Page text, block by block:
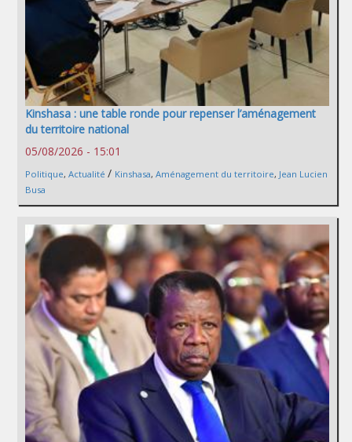
Kinshasa : une table ronde pour repenser l’aménagement
du territoire national
05/08/2026 - 15:01
Politique, Actualité / Kinshasa, Aménagement du territoire, Jean Lucien
Busa